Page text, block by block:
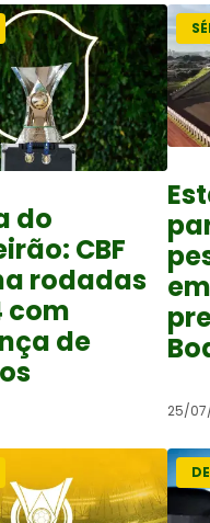
do
CBF
rodadas
com
de
25/